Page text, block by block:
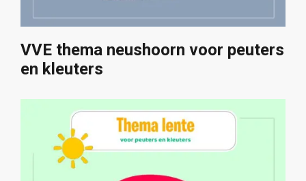
VVE thema neushoorn voor peuters
en kleuters